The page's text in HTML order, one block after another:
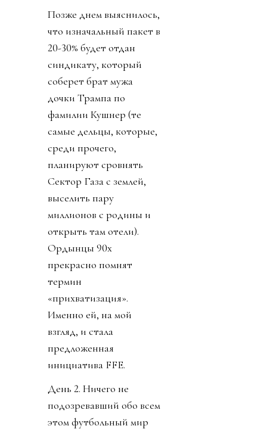
Позже днем выяснилось,
что изначальный пакет в
20-30% будет отдан
синдикату, который
соберет брат мужа
дочки Трампа по
фамилии Кушнер (те
самые дельцы, которые,
среди прочего,
планируют сровнять
Сектор Газа с землей,
выселить пару
миллионов с родины и
открыть там отели).
Ордынцы 90х
прекрасно помнят
термин
«прихватизация».
Именно ей, на мой
взгляд, и стала
предложенная
инициатива FFE.
День 2. Ничего не
подозревавший обо всем
этом футбольный мир